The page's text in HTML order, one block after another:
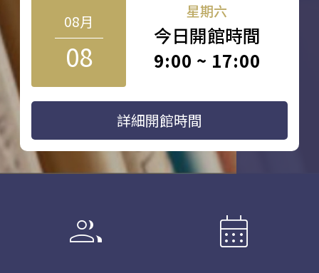
08月
08
星期六
今日開館時間
9:00 ~ 17:00
詳細開館時間
group calendar_month